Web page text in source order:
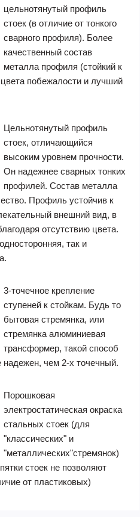
цельнотянутый профиль
стоек (в отличие от тонкого
сварного профиля). Более
качественный состав
металла профиля (стойкий к
побежалости и лучший
Цельнотянутый профиль
стоек, отличающийся
высоким уровнем прочности.
Он надежнее сварных тонких
профилей. Состав металла
Профиль устойчив к
внешний вид, в
отсутствию цвета.
так и
3-точечное крепление
ступеней к стойкам. Будь то
бытовая стремянка, или
стремянка алюминиевая
трансформер, такой способ
надежен, чем 2-х точечный.
Порошковая
электростатическая окраска
стальных стоек (для
"классических" и
"металлических"стремянок)
стоек не позволяют
от пластиковых)